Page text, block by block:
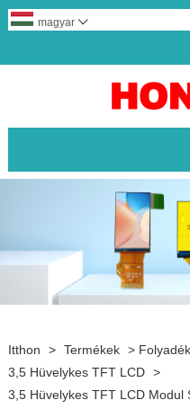
magyar 
Itthon > Termékek >
3,5 Hüvelykes TFT LCD >
3,5 Hüvelykes TFT LCD Modul